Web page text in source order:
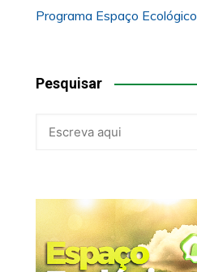
Programa Espaço Ecológico
Pesquisar